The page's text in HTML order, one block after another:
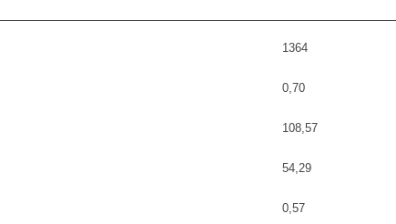
1364
0,70
108,57
54,29
0,57